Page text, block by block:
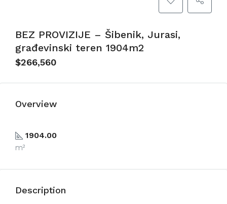
BEZ PROVIZIJE – Šibenik, Jurasi,
građevinski teren 1904m2
$266,560
Overview
1904.00
m²
Description